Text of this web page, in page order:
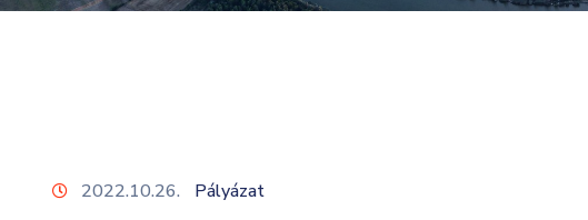
2022.10.26. Pályázat